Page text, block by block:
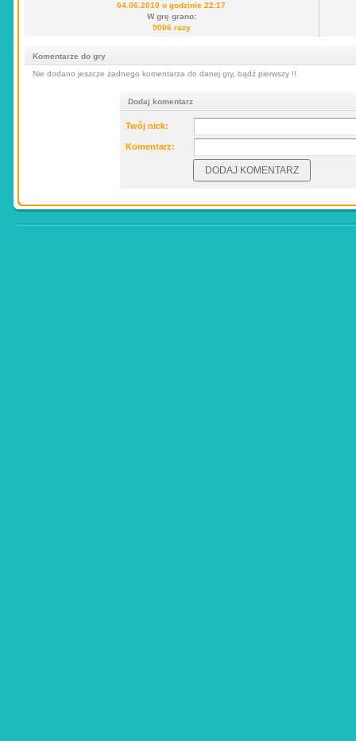
04.06.2010 o godzinie 22:17
W grę grano:
5006 razy
Komentarze do gry
Nie dodano jeszcze żadnego komentarza do danej gry, bądź pierwszy !!
Dodaj komentarz
Twój nick:
Komentarz: